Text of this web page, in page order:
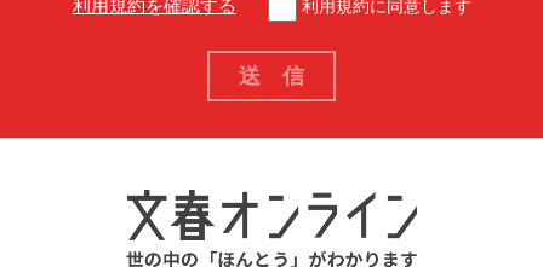
利用規約を確認する 利用規約に同意します